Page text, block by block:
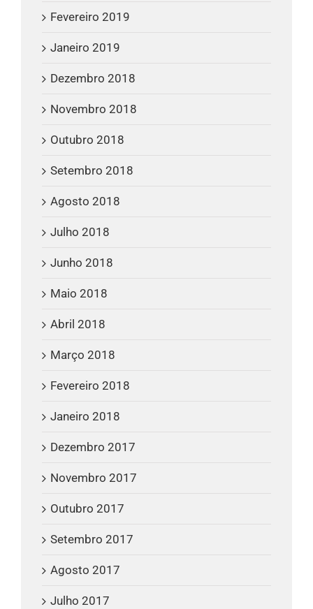
Fevereiro 2019
Janeiro 2019
Dezembro 2018
Novembro 2018
Outubro 2018
Setembro 2018
Agosto 2018
Julho 2018
Junho 2018
Maio 2018
Abril 2018
Março 2018
Fevereiro 2018
Janeiro 2018
Dezembro 2017
Novembro 2017
Outubro 2017
Setembro 2017
Agosto 2017
Julho 2017